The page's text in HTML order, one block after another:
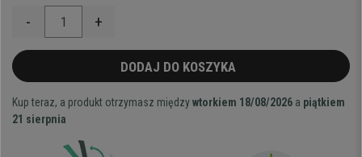
- +
DODAJ DO KOSZYKA
Kup teraz, a produkt otrzymasz międzywtorkiem 18/08/2026 a piątkiem
21 sierpnia